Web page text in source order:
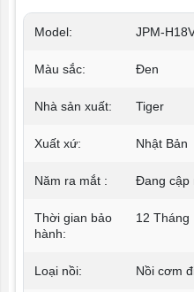
Model: JPM-
Màu sắc: Đen
Nhà sản xuất: Tiger
Xuất xứ: Nhật Bản
Năm ra mắt : Đang cập
Thời gian bảo
hành:
12 Tháng
Loại nồi: Nồi cơm